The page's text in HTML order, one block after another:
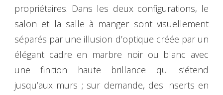
propriétaires. Dans les deux configurations, le
salon et la salle à manger sont visuellement
séparés par une illusion d’optique créée par un
élégant cadre en marbre noir ou blanc avec
une finition haute brillance qui s’étend
jusqu’aux murs ; sur demande, des inserts en